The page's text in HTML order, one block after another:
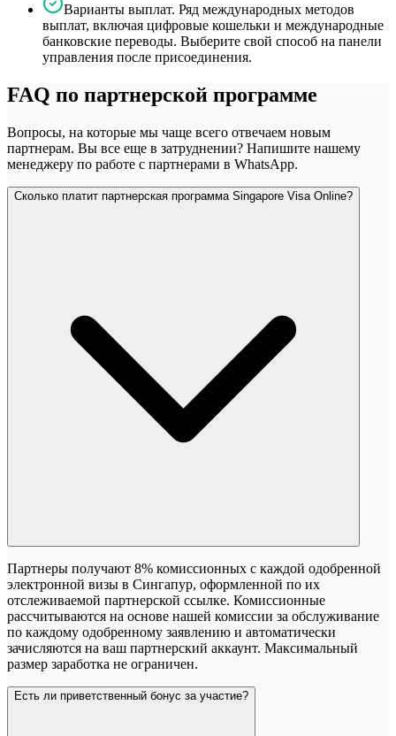
Варианты выплат. Ряд международных методов
выплат, включая цифровые кошельки и международные
банковские переводы. Выберите свой способ на панели
управления после присоединения.
FAQ по партнерской программе
Вопросы, на которые мы чаще всего отвечаем новым
партнерам. Вы все еще в затруднении? Напишите нашему
менеджеру по работе с партнерами в WhatsApp.
Сколько платит партнерская программа Singapore Visa Online?
Партнеры получают 8% комиссионных с каждой одобренной
электронной визы в Сингапур, оформленной по их
отслеживаемой партнерской ссылке. Комиссионные
рассчитываются на основе нашей комиссии за обслуживание
по каждому одобренному заявлению и автоматически
зачисляются на ваш партнерский аккаунт. Максимальный
размер заработка не ограничен.
Есть ли приветственный бонус за участие?